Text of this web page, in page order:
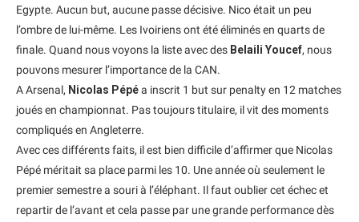
Egypte. Aucun but, aucune passe décisive. Nico était un peu
l’ombre de lui-même. Les Ivoiriens ont été éliminés en quarts de
finale. Quand nous voyons la liste avec des Belaili Youcef, nous
pouvons mesurer l’importance de la CAN.
A Arsenal, Nicolas Pépéa inscrit 1 but sur penalty en 12 matches
joués en championnat. Pas toujours titulaire, il vit des moments
compliqués en Angleterre.
Avec ces différents faits, il est bien difficile d’affirmer que Nicolas
Pépé méritait sa place parmi les 10. Une année où seulement le
premier semestre a souri à l’éléphant. Il faut oublier cet échec et
repartir de l’avant et cela passe par une grande performance dès